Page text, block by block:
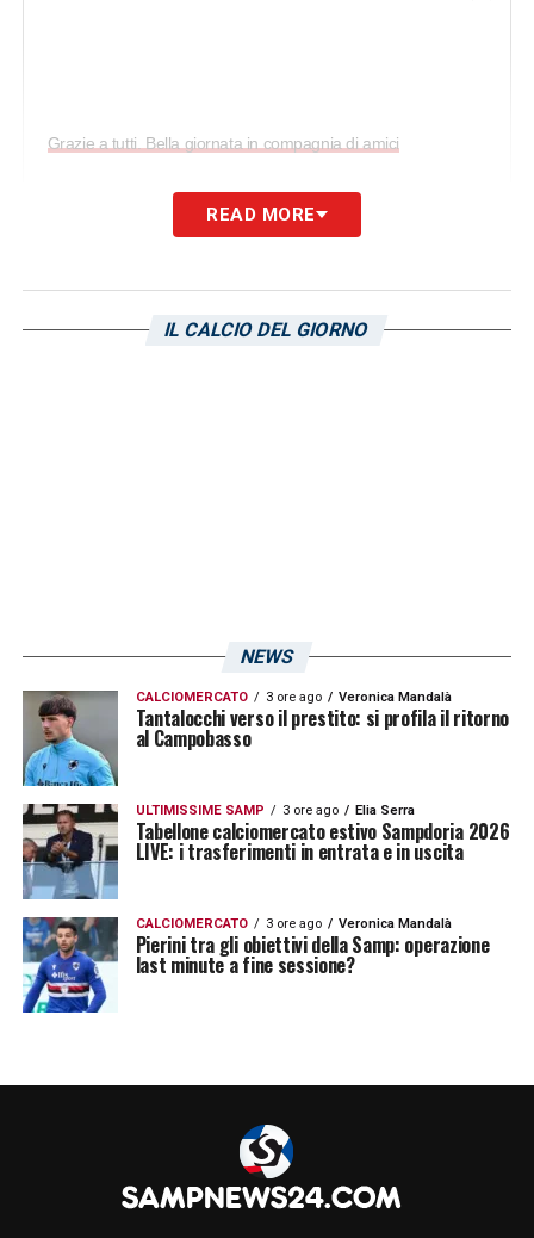
Grazie a tutti. Bella giornata in compagnia di amici
LA PLAYLIST DELLE NOSTRE TOP NEWS
READ MORE
IL CALCIO DEL GIORNO
NEWS
CALCIOMERCATO 3 ore ago Veronica Mandalà
Tantalocchi verso il prestito: si profila il ritorno
al Campobasso
ULTIMISSIME SAMP 3 ore ago Elia Serra
Tabellone calciomercato estivo Sampdoria 2026
LIVE: i trasferimenti in entrata e in uscita
CALCIOMERCATO 3 ore ago Veronica Mandalà
Pierini tra gli obiettivi della Samp: operazione
last minute a fine sessione?